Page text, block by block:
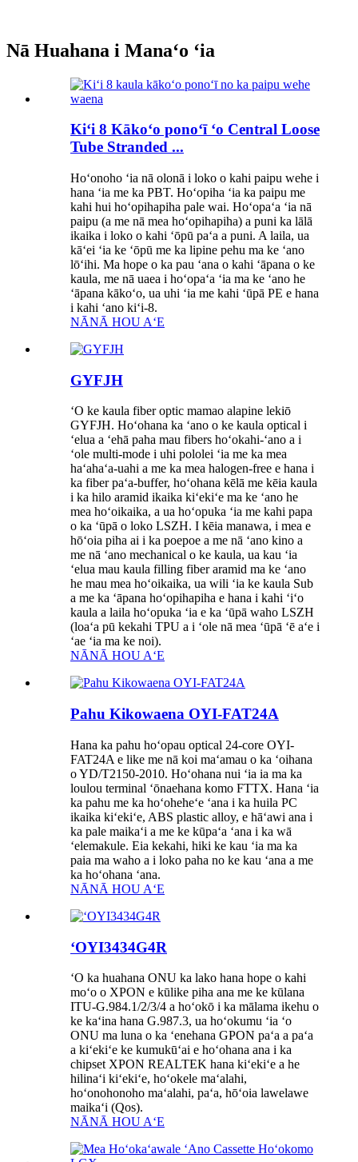
Nā Huahana i Manaʻo ʻia
Kiʻi 8 Kākoʻo ponoʻī ʻo Central Loose
Tube Stranded ...
Hoʻonoho ʻia nā olonā i loko o kahi paipu wehe i
hana ʻia me ka PBT. Hoʻopiha ʻia ka paipu me
kahi hui hoʻopihapiha pale wai. Hoʻopaʻa ʻia nā
paipu (a me nā mea hoʻopihapiha) a puni ka lālā
ikaika i loko o kahi ʻōpū paʻa a puni. A laila, ua
kāʻei ʻia ke ʻōpū me ka lipine pehu ma ke ʻano
lōʻihi. Ma hope o ka pau ʻana o kahi ʻāpana o ke
kaula, me nā uaea i hoʻopaʻa ʻia ma ke ʻano he
ʻāpana kākoʻo, ua uhi ʻia me kahi ʻūpā PE e hana
i kahi ʻano kiʻi-8.
NĀNĀ HOU AʻE
GYFJH
ʻO ke kaula fiber optic mamao alapine lekiō
GYFJH. Hoʻohana ka ʻano o ke kaula optical i
ʻelua a ʻehā paha mau fibers hoʻokahi-ʻano a i
ʻole multi-mode i uhi pololei ʻia me ka mea
haʻahaʻa-uahi a me ka mea halogen-free e hana i
ka fiber paʻa-buffer, hoʻohana kēlā me kēia kaula
i ka hilo aramid ikaika kiʻekiʻe ma ke ʻano he
mea hoʻoikaika, a ua hoʻopuka ʻia me kahi papa
o ka ʻūpā o loko LSZH. I kēia manawa, i mea e
hōʻoia piha ai i ka poepoe a me nā ʻano kino a
me nā ʻano mechanical o ke kaula, ua kau ʻia
ʻelua mau kaula filling fiber aramid ma ke ʻano
he mau mea hoʻoikaika, ua wili ʻia ke kaula Sub
a me ka ʻāpana hoʻopihapiha e hana i kahi ʻiʻo
kaula a laila hoʻopuka ʻia e ka ʻūpā waho LSZH
(loaʻa pū kekahi TPU a i ʻole nā ​​mea ʻūpā ʻē aʻe i
ʻae ʻia ma ke noi).
NĀNĀ HOU AʻE
Pahu Kikowaena OYI-FAT24A
Hana ka pahu hoʻopau optical 24-core OYI-
FAT24A e like me nā koi maʻamau o ka ʻoihana
o YD/T2150-2010. Hoʻohana nui ʻia ia ma ka
loulou terminal ʻōnaehana komo FTTX. Hana ʻia
ka pahu me ka hoʻoheheʻe ʻana i ka huila PC
ikaika kiʻekiʻe, ABS plastic alloy, e hāʻawi ana i
ka pale maikaʻi a me ke kūpaʻa ʻana i ka wā
ʻelemakule. Eia kekahi, hiki ke kau ʻia ma ka
paia ma waho a i loko paha no ke kau ʻana a me
ka hoʻohana ʻana.
NĀNĀ HOU AʻE
ʻOYI3434G4R
ʻO ka huahana ONU ka lako hana hope o kahi
moʻo o XPON e kūlike piha ana me ke kūlana
ITU-G.984.1/2/3/4 a hoʻokō i ka mālama ikehu o
ke kaʻina hana G.987.3, ua hoʻokumu ʻia ʻo
ONU ma luna o ka ʻenehana GPON paʻa a paʻa
a kiʻekiʻe ke kumukūʻai e hoʻohana ana i ka
chipset XPON REALTEK hana kiʻekiʻe a he
hilinaʻi kiʻekiʻe, hoʻokele maʻalahi,
hoʻonohonoho maʻalahi, paʻa, hōʻoia lawelawe
maikaʻi (Qos).
NĀNĀ HOU AʻE